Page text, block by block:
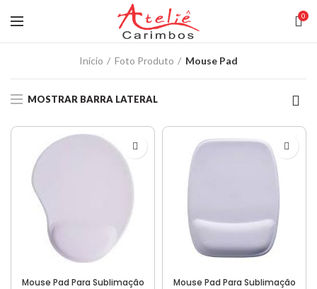
0
Início Foto Produto Mouse Pad
MOSTRAR BARRA LATERAL
Mouse Pad Para Sublimação
Mouse Pad Para Sublimação